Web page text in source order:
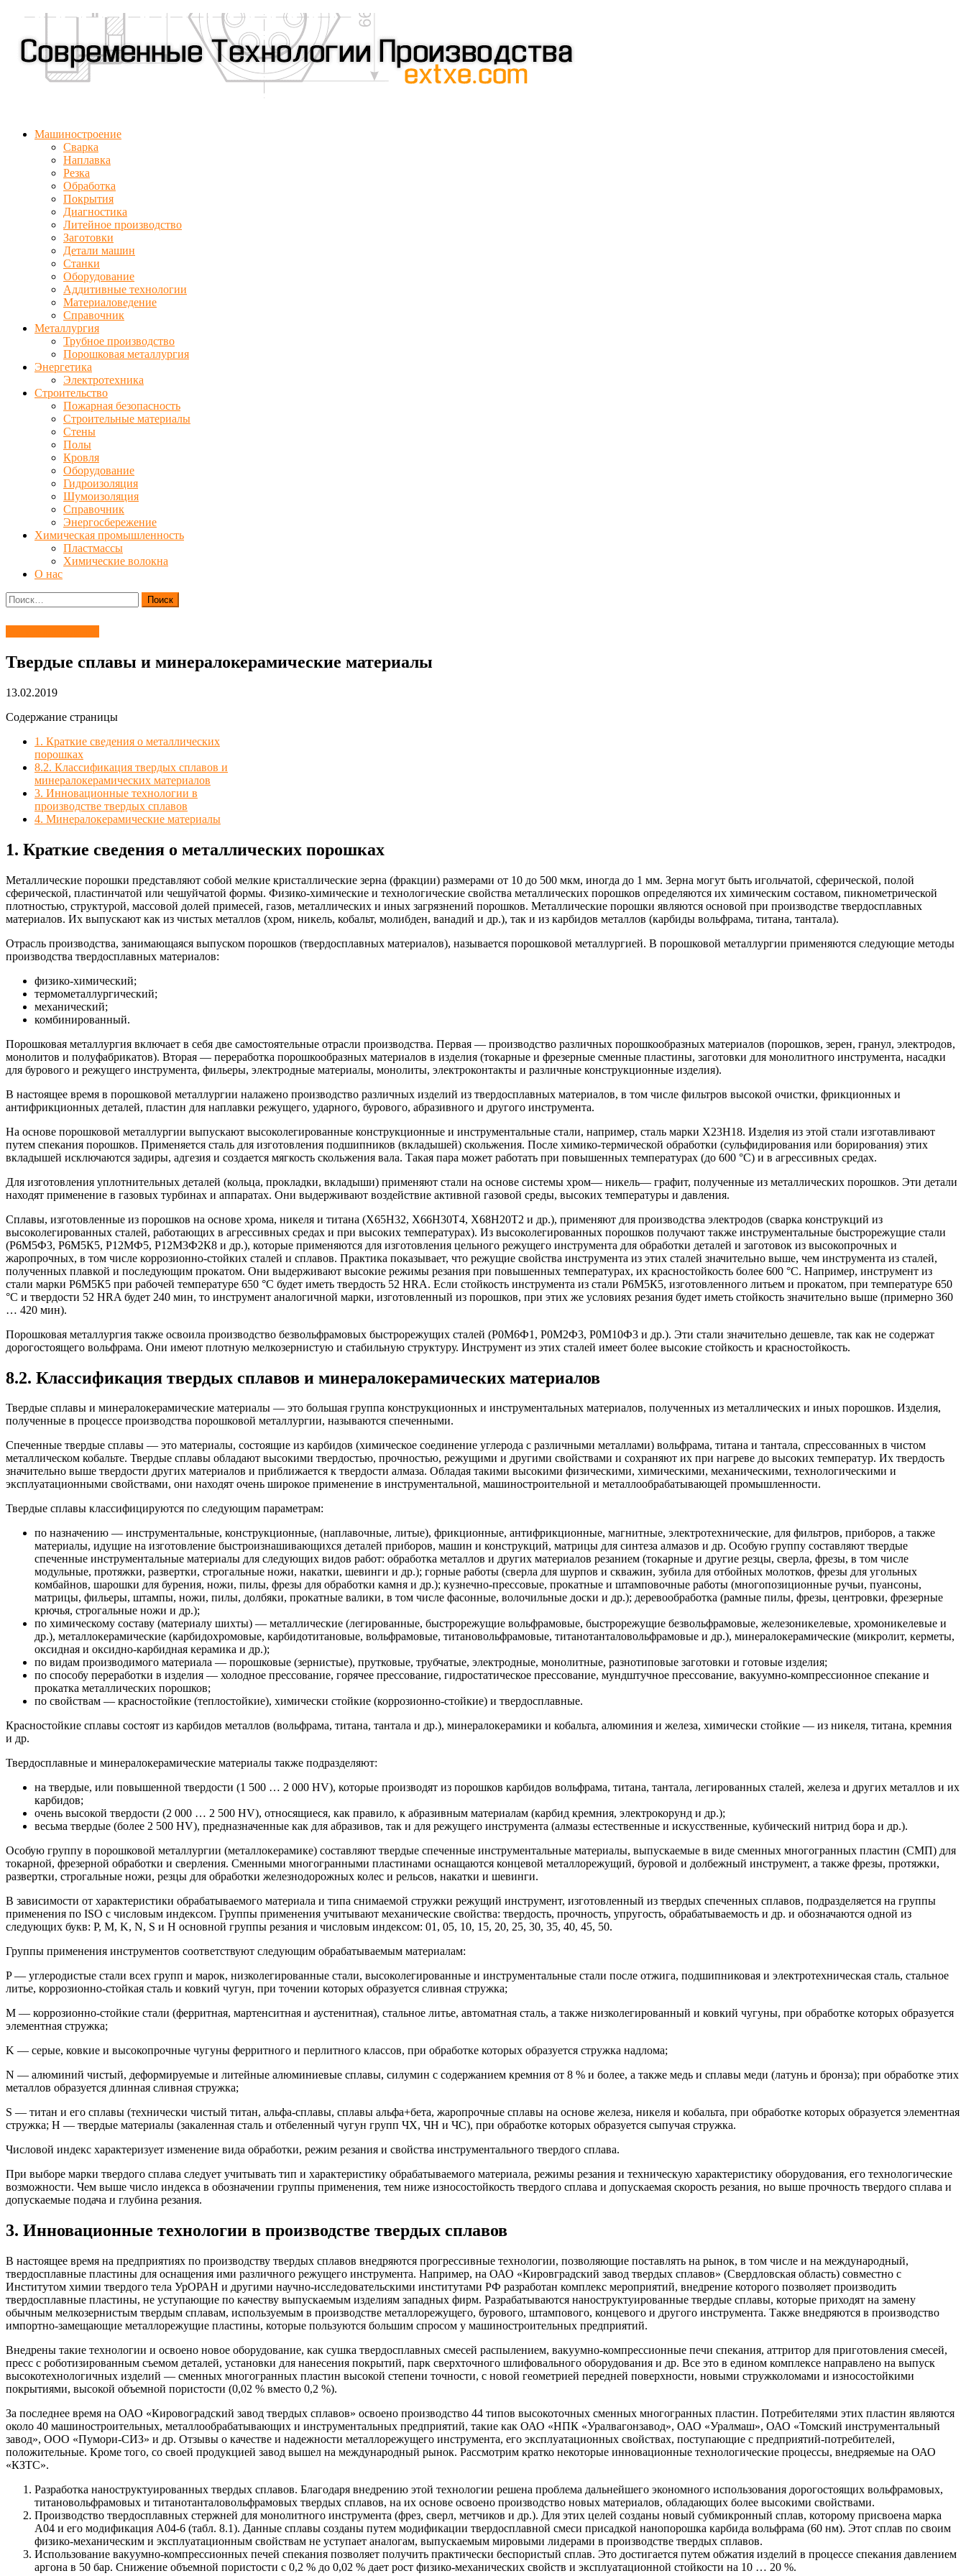
Машиностроение
Сварка
Наплавка
Резка
Обработка
Покрытия
Диагностика
Литейное производство
Заготовки
Детали машин
Станки
Оборудование
Аддитивные технологии
Материаловедение
Справочник
Металлургия
Трубное производство
Порошковая металлургия
Энергетика
Электротехника
Строительство
Пожарная безопасность
Строительные материалы
Стены
Полы
Кровля
Оборудование
Гидроизоляция
Шумоизоляция
Справочник
Энергосбережение
Химическая промышленность
Пластмассы
Химические волокна
О нас
Найти:
Твердые сплавы и минералокерамические материалы
13.02.2019
Содержание страницы
1. Краткие сведения о металлических
порошках
8.2. Классификация твердых сплавов и
минералокерамических материалов
3. Инновационные технологии в
производстве твердых сплавов
4. Минералокерамические материалы
1. Краткие сведения о металлических порошках
Металлические порошки представляют собой мелкие кристаллические зерна (фракции) размерами от 10 до 500 мкм, иногда до 1 мм. Зерна могут быть игольчатой, сферической, полой
сферической, пластинчатой или чешуйчатой формы. Физико-химические и технологические свойства металлических порошков определяются их химическим составом, пикнометрической
плотностью, структурой, массовой долей примесей, газов, металлических и иных загрязнений порошков. Металлические порошки являются основой при производстве твердосплавных
материалов. Их выпускают как из чистых металлов (хром, никель, кобальт, молибден, ванадий и др.), так и из карбидов металлов (карбиды вольфрама, титана, тантала).
Отрасль производства, занимающаяся выпуском порошков (твердосплавных материалов), называется порошковой металлургией. В порошковой металлургии применяются следующие методы
производства твердосплавных материалов:
физико-химический;
термометаллургический;
механический;
комбинированный.
Порошковая металлургия включает в себя две самостоятельные отрасли производства. Первая — производство различных порошкообразных материалов (порошков, зерен, гранул, электродов,
монолитов и полуфабрикатов). Вторая — переработка порошкообразных материалов в изделия (токарные и фрезерные сменные пластины, заготовки для монолитного инструмента, насадки
для бурового и режущего инструмента, фильеры, электродные материалы, монолиты, электроконтакты и различные конструкционные изделия).
В настоящее время в порошковой металлургии налажено производство различных изделий из твердосплавных материалов, в том числе фильтров высокой очистки, фрикционных и
антифрикционных деталей, пластин для наплавки режущего, ударного, бурового, абразивного и другого инструмента.
На основе порошковой металлургии выпускают высоколегированные конструкционные и инструментальные стали, например, сталь марки Х23Н18. Изделия из этой стали изготавливают
путем спекания порошков. Применяется сталь для изготовления подшипников (вкладышей) скольжения. После химико-термической обработки (сульфидирования или борирования) этих
вкладышей исключаются задиры, адгезия и создается мягкость скольжения вала. Такая пара может работать при повышенных температурах (до 600 °C) и в агрессивных средах.
Для изготовления уплотнительных деталей (кольца, прокладки, вкладыши) применяют стали на основе системы хром— никель— графит, полученные из металлических порошков. Эти детали
находят применение в газовых турбинах и аппаратах. Они выдерживают воздействие активной газовой среды, высоких температуры и давления.
Сплавы, изготовленные из порошков на основе хрома, никеля и титана (Х65Н32, Х66Н30Т4, Х68Н20Т2 и др.), применяют для производства электродов (сварка конструкций из
высоколегированных сталей, работающих в агрессивных средах и при высоких температурах). Из высоколегированных порошков получают также инструментальные быстрорежущие стали
(Р6М5Ф3, Р6М5К5, Р12МФ5, Р12М3Ф2К8 и др.), которые применяются для изготовления цельного режущего инструмента для обработки деталей и заготовок из высокопрочных и
жаропрочных, в том числе коррозионно-стойких сталей и сплавов. Практика показывает, что режущие свойства инструмента из этих сталей значительно выше, чем инструмента из сталей,
полученных плавкой и последующим прокатом. Они выдерживают высокие режимы резания при повышенных температурах, их красностойкость более 600 °C. Например, инструмент из
стали марки Р6М5К5 при рабочей температуре 650 °C будет иметь твердость 52 HRA. Если стойкость инструмента из стали Р6М5К5, изготовленного литьем и прокатом, при температуре 650
°C и твердости 52 HRA будет 240 мин, то инструмент аналогичной марки, изготовленный из порошков, при этих же условиях резания будет иметь стойкость значительно выше (примерно 360
… 420 мин).
Порошковая металлургия также освоила производство безвольфрамовых быстрорежущих сталей (Р0М6Ф1, Р0М2Ф3, Р0М10Ф3 и др.). Эти стали значительно дешевле, так как не содержат
дорогостоящего вольфрама. Они имеют плотную мелкозернистую и стабильную структуру. Инструмент из этих сталей имеет более высокие стойкость и красностойкость.
8.2. Классификация твердых сплавов и минералокерамических материалов
Твердые сплавы и минералокерамические материалы — это большая группа конструкционных и инструментальных материалов, полученных из металлических и иных порошков. Изделия,
полученные в процессе производства порошковой металлургии, называются спеченными.
Спеченные твердые сплавы — это материалы, состоящие из карбидов (химическое соединение углерода с различными металлами) вольфрама, титана и тантала, спрессованных в чистом
металлическом кобальте. Твердые сплавы обладают высокими твердостью, прочностью, режущими и другими свойствами и сохраняют их при нагреве до высоких температур. Их твердость
значительно выше твердости других материалов и приближается к твердости алмаза. Обладая такими высокими физическими, химическими, механическими, технологическими и
эксплуатационными свойствами, они находят очень широкое применение в инструментальной, машиностроительной и металлообрабатывающей промышленности.
Твердые сплавы классифицируются по следующим параметрам:
по назначению — инструментальные, конструкционные, (наплавочные, литые), фрикционные, антифрикционные, магнитные, электротехнические, для фильтров, приборов, а также
материалы, идущие на изготовление быстроизнашивающихся деталей приборов, машин и конструкций, матрицы для синтеза алмазов и др. Особую группу составляют твердые
спеченные инструментальные материалы для следующих видов работ: обработка металлов и других материалов резанием (токарные и другие резцы, сверла, фрезы, в том числе
модульные, протяжки, развертки, строгальные ножи, накатки, шевинги и др.); горные работы (сверла для шурпов и скважин, зубила для отбойных молотков, фрезы для угольных
комбайнов, шарошки для бурения, ножи, пилы, фрезы для обработки камня и др.); кузнечно-прессовые, прокатные и штамповочные работы (многопозиционные ручьи, пуансоны,
матрицы, фильеры, штампы, ножи, пилы, долбяки, прокатные валики, в том числе фасонные, волочильные доски и др.); деревообработка (рамные пилы, фрезы, центровки, фрезерные
крючья, строгальные ножи и др.);
по химическому составу (материалу шихты) — металлические (легированные, быстрорежущие вольфрамовые, быстрорежущие безвольфрамовые, железоникелевые, хромоникелевые и
др.), металлокерамические (карбидохромовые, карбидотитановые, вольфрамовые, титановольфрамовые, титанотанталовольфрамовые и др.), минералокерамические (микролит, керметы,
оксидная и оксидно-карбидная керамика и др.);
по видам производимого материала — порошковые (зернистые), прутковые, трубчатые, электродные, монолитные, разнотиповые заготовки и готовые изделия;
по способу переработки в изделия — холодное прессование, горячее прессование, гидростатическое прессование, мундштучное прессование, вакуумно-компрессионное спекание и
прокатка металлических порошков;
по свойствам — красностойкие (теплостойкие), химически стойкие (коррозионно-стойкие) и твердосплавные.
Красностойкие сплавы состоят из карбидов металлов (вольфрама, титана, тантала и др.), минералокерамики и кобальта, алюминия и железа, химически стойкие — из никеля, титана, кремния
и др.
Твердосплавные и минералокерамические материалы также подразделяют:
на твердые, или повышенной твердости (1 500 … 2 000 HV), которые производят из порошков карбидов вольфрама, титана, тантала, легированных сталей, железа и других металлов и их
карбидов;
очень высокой твердости (2 000 … 2 500 HV), относящиеся, как правило, к абразивным материалам (карбид кремния, электрокорунд и др.);
весьма твердые (более 2 500 HV), предназначенные как для абразивов, так и для режущего инструмента (алмазы естественные и искусственные, кубический нитрид бора и др.).
Особую группу в порошковой металлургии (металлокерамике) составляют твердые спеченные инструментальные материалы, выпускаемые в виде сменных многогранных пластин (СМП) для
токарной, фрезерной обработки и сверления. Сменными многогранными пластинами оснащаются концевой металлорежущий, буровой и долбежный инструмент, а также фрезы, протяжки,
развертки, строгальные ножи, резцы для обработки железнодорожных колес и рельсов, накатки и шевинги.
В зависимости от характеристики обрабатываемого материала и типа снимаемой стружки режущий инструмент, изготовленный из твердых спеченных сплавов, подразделяется на группы
применения по ISO с числовым индексом. Группы применения учитывают механические свойства: твердость, прочность, упругость, обрабатываемость и др. и обозначаются одной из
следующих букв: P, M, K, N, S и H основной группы резания и числовым индексом: 01, 05, 10, 15, 20, 25, 30, 35, 40, 45, 50.
Группы применения инструментов соответствуют следующим обрабатываемым материалам:
P — углеродистые стали всех групп и марок, низколегированные стали, высоколегированные и инструментальные стали после отжига, подшипниковая и электротехническая сталь, стальное
литье, коррозионно-стойкая сталь и ковкий чугун, при точении которых образуется сливная стружка;
M — коррозионно-стойкие стали (ферритная, мартенситная и аустенитная), стальное литье, автоматная сталь, а также низколегированный и ковкий чугуны, при обработке которых образуется
элементная стружка;
K — серые, ковкие и высокопрочные чугуны ферритного и перлитного классов, при обработке которых образуется стружка надлома;
N — алюминий чистый, деформируемые и литейные алюминиевые сплавы, силумин с содержанием кремния от 8 % и более, а также медь и сплавы меди (латунь и бронза); при обработке этих
металлов образуется длинная сливная стружка;
S — титан и его сплавы (технически чистый титан, альфа-сплавы, сплавы альфа+бета, жаропрочные сплавы на основе железа, никеля и кобальта, при обработке которых образуется элементная
стружка; H — твердые материалы (закаленная сталь и отбеленный чугун групп ЧХ, ЧН и ЧС), при обработке которых образуется сыпучая стружка.
Числовой индекс характеризует изменение вида обработки, режим резания и свойства инструментального твердого сплава.
При выборе марки твердого сплава следует учитывать тип и характеристику обрабатываемого материала, режимы резания и техническую характеристику оборудования, его технологические
возможности. Чем выше число индекса в обозначении группы применения, тем ниже износостойкость твердого сплава и допускаемая скорость резания, но выше прочность твердого сплава и
допускаемые подача и глубина резания.
3. Инновационные технологии в производстве твердых сплавов
В настоящее время на предприятиях по производству твердых сплавов внедряются прогрессивные технологии, позволяющие поставлять на рынок, в том числе и на международный,
твердосплавные пластины для оснащения ими различного режущего инструмента. Например, на ОАО «Кировградский завод твердых сплавов» (Свердловская область) совместно с
Институтом химии твердого тела УрОРАН и другими научно-исследовательскими институтами РФ разработан комплекс мероприятий, внедрение которого позволяет производить
твердосплавные пластины, не уступающие по качеству выпускаемым изделиям западных фирм. Разрабатываются наноструктуированные твердые сплавы, которые приходят на замену
обычным мелкозернистым твердым сплавам, используемым в производстве металлорежущего, бурового, штампового, концевого и другого инструмента. Также внедряются в производство
импортно-замещающие металлорежущие пластины, которые пользуются большим спросом у машиностроительных предприятий.
Внедрены такие технологии и освоено новое оборудование, как сушка твердосплавных смесей распылением, вакуумно-компрессионные печи спекания, аттритор для приготовления смесей,
пресс с роботизированным съемом деталей, установки для нанесения покрытий, парк сверхточного шлифовального оборудования и др. Все это в едином комплексе направлено на выпуск
высокотехнологичных изделий — сменных многогранных пластин высокой степени точности, с новой геометрией передней поверхности, новыми стружколомами и износостойкими
покрытиями, высокой объемной пористости (0,02 % вместо 0,2 %).
За последнее время на ОАО «Кировоградский завод твердых сплавов» освоено производство 44 типов высокоточных сменных многогранных пластин. Потребителями этих пластин являются
около 40 машиностроительных, металлообрабатывающих и инструментальных предприятий, такие как ОАО «НПК «Уралвагонзавод», ОАО «Уралмаш», ОАО «Томский инструментальный
завод», ООО «Пумори-СИЗ» и др. Отзывы о качестве и надежности металлорежущего инструмента, его эксплуатационных свойствах, поступающие с предприятий-потребителей,
положительные. Кроме того, со своей продукцией завод вышел на международный рынок. Рассмотрим кратко некоторые инновационные технологические процессы, внедряемые на ОАО
«КЗТС».
Разработка наноструктуированных твердых сплавов. Благодаря внедрению этой технологии решена проблема дальнейшего экономного использования дорогостоящих вольфрамовых,
титановольфрамовых и титанотанталовольфрамовых твердых сплавов, на их основе освоено производство новых материалов, обладающих более высокими свойствами.
Производство твердосплавных стержней для монолитного инструмента (фрез, сверл, метчиков и др.). Для этих целей созданы новый субмикронный сплав, которому присвоена марка
А04 и его модификация А04-6 (табл. 8.1). Данные сплавы созданы путем модификации твердосплавной смеси присадкой нанопорошка карбида вольфрама (60 нм). Этот сплав по своим
физико-механическим и эксплуатационным свойствам не уступает аналогам, выпускаемым мировыми лидерами в производстве твердых сплавов.
Использование вакуумно-компрессионных печей спекания позволяет получить практически беспористый сплав. Это достигается путем обжатия изделий в процессе спекания давлением
аргона в 50 бар. Снижение объемной пористости с 0,2 % до 0,02 % дает рост физико-механических свойств и эксплуатационной стойкости на 10 … 20 %.